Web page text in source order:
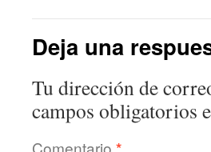
Deja una
Tu dirección de
campos obligatorios
Comentario